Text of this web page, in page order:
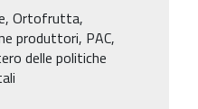
Ortofrutta,
produttori, PAC,
delle politiche